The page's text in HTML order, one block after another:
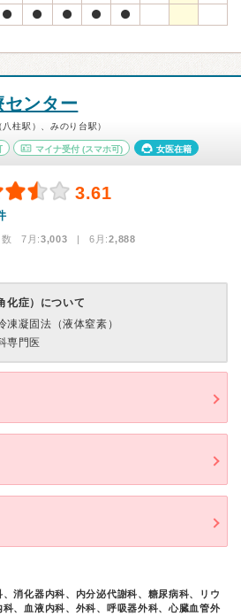
ンター
柱駅）、みのり台駅）
マイナ受付 (スマホ可) 女医在籍
3.61
数 7月:3,003 | 6月:2,888
化症）について
凍凝固法（液体窒素）
専門医
消化器内科、内分泌代謝科、糖尿病科、リウ
、血液内科、外科、呼吸器外科、心臓血管外